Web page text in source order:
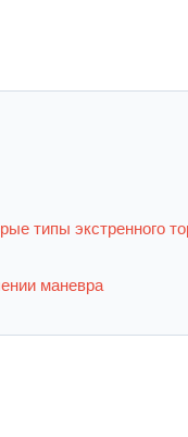
типы экстренного
маневра